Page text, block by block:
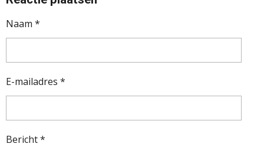
Naam *
E-mailadres *
Bericht *